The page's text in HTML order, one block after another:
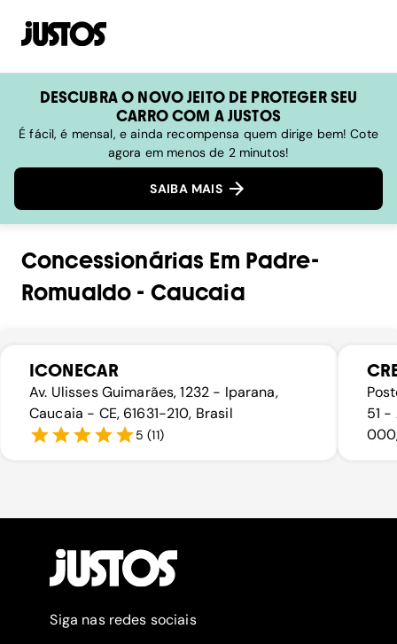
DESCUBRA O NOVO JEITO DE PROTEGER SEU
CARRO COM A JUSTOS
É fácil, é mensal, e ainda recompensa quem dirige bem! Cote
agora em menos de 2 minutos!
SAIBA MAIS
Concessionárias Em Padre-
Romualdo - Caucaia
ICONECAR
Av. Ulisses Guimarães, 1232 - Iparana,
Caucaia - CE, 61631-210, Brasil
5 (11)
51 -
Siga nas redes sociais